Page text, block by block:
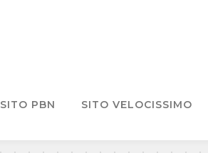
SITO PBN SITO VELOCISSIMO